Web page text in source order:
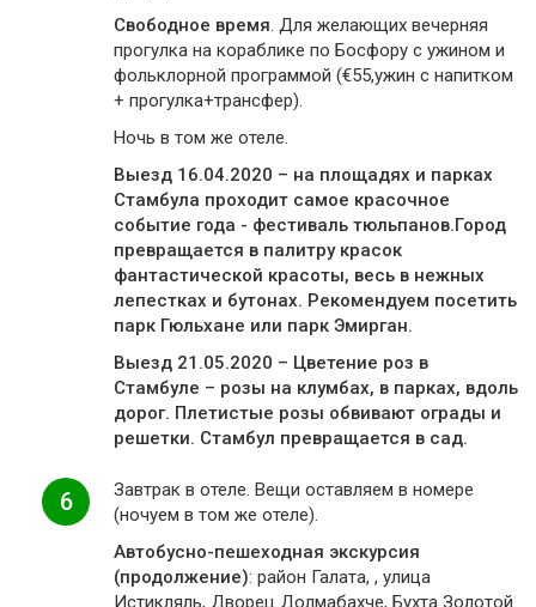
Свободное время. Для желающих вечерняя
прогулка на кораблике по Босфору с ужином и
фольклорной программой (€55,ужин с напитком
+ прогулка+трансфер).
Ночь в том же отеле.
Выезд 16.04.2020 – на площадях и парках
Стамбула проходит самое красочное
событие года - фестиваль тюльпанов.Город
превращается в палитру красок
фантастической красоты, весь в нежных
лепестках и бутонах. Рекомендуем посетить
парк Гюльхане или парк Эмирган.
Выезд 21.05.2020 – Цветение роз в
Стамбуле – розы на клумбах, в парках, вдоль
дорог. Плетистые розы обвивают ограды и
решетки. Стамбул превращается в сад.
6
Завтрак в отеле. Вещи оставляем в номере
(ночуем в том же отеле).
Автобусно-пешеходная экскурсия
(продолжение): район Галата, , улица
Истикляль, Дворец Долмабахче, Бухта Золотой